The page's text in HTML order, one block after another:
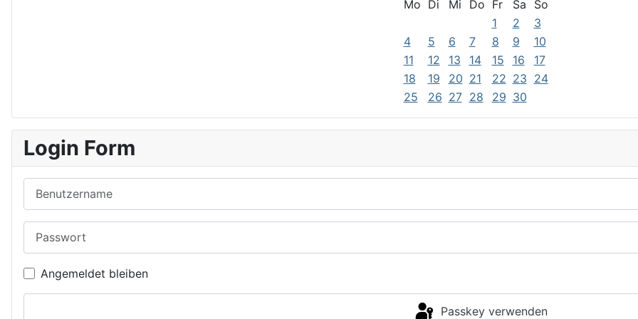
Mo Di Mi Do Fr Sa
So
1
2
3
4
5 6 7 8 9
10
11
12 13 14 15 16
17
18
19 20 21 22 23 24
25
26 27 28 29 30
Login Form
Angemeldet bleiben
Passkey verwenden